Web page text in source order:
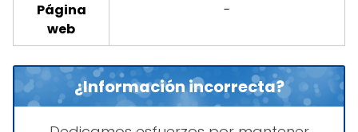
Página
web
-
¿Información incorrecta?